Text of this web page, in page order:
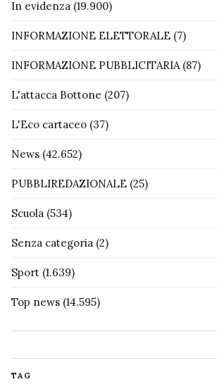
In evidenza (19.900)
INFORMAZIONE ELETTORALE (7)
INFORMAZIONE PUBBLICITARIA(87)
L'attacca Bottone (207)
L'Eco cartaceo (37)
News (42.652)
PUBBLIREDAZIONALE (25)
Scuola (534)
Senza categoria (2)
Sport (1.639)
Top news (14.595)
TAG